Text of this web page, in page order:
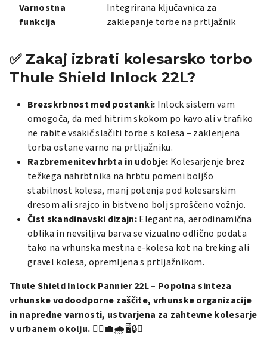
Varnostna
funkcija
Integrirana ključavnica za
zaklepanje torbe na prtljažnik
✅ Zakaj izbrati kolesarsko torbo
Thule Shield Inlock 22L?
Brezskrbnost med postanki: Inlock sistem vam
omogoča, da med hitrim skokom po kavo ali v trafiko
ne rabite vsakič slačiti torbe s kolesa – zaklenjena
torba ostane varno na prtljažniku.
Razbremenitev hrbta in udobje: Kolesarjenje brez
težkega nahrbtnika na hrbtu pomeni boljšo
stabilnost kolesa, manj potenja pod kolesarskim
dresom ali srajco in bistveno bolj sproščeno vožnjo.
Čist skandinavski dizajn:Elegantna, aerodinamična
oblika in nevsiljiva barva se vizualno odlično podata
tako na vrhunska mestna e-kolesa kot na treking ali
gravel kolesa, opremljena s prtljažnikom.
Thule Shield Inlock Pannier 22L – Popolna sinteza
vrhunske vodoodporne zaščite, vrhunske organizacije
in napredne varnosti, ustvarjena za zahtevne kolesarje
v urbanem okolju. 🚴‍♂️💼🌧️🖥️🔒✨